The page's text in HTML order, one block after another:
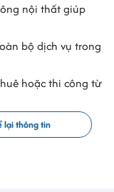
nội thất giúp
bộ dịch vụ trong
hoặc thi công từ
lại thông tin